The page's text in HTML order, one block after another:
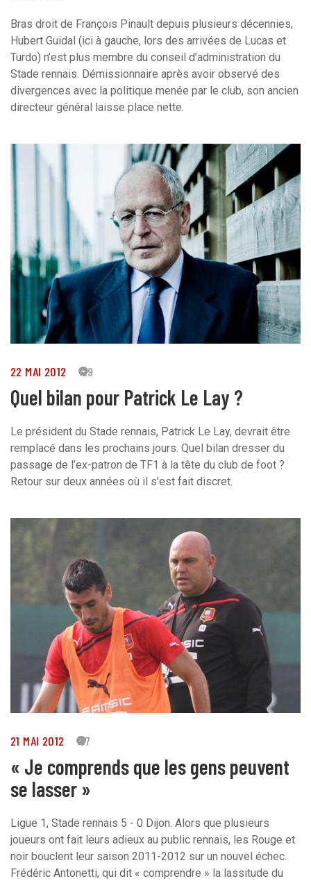
Bras droit de François Pinault depuis plusieurs décennies,
Hubert Guidal (ici à gauche, lors des arrivées de Lucas et
Turdo) n’est plus membre du conseil d’administration du
Stade rennais. Démissionnaire après avoir observé des
divergences avec la politique menée par le club, son ancien
directeur général laisse place nette.
22 MAI 2012 29
Quel bilan pour Patrick Le Lay ?
Le président du Stade rennais, Patrick Le Lay, devrait être
remplacé dans les prochains jours. Quel bilan dresser du
passage de l’ex-patron de TF1 à la tête du club de foot ?
Retour sur deux années où il s'est fait discret.
21 MAI 2012 67
« Je comprends que les gens peuvent
se lasser »
Ligue 1, Stade rennais 5 - 0 Dijon. Alors que plusieurs
joueurs ont fait leurs adieux au public rennais, les Rouge et
noir bouclent leur saison 2011-2012 sur un nouvel échec.
Frédéric Antonetti, qui dit « comprendre » la lassitude du